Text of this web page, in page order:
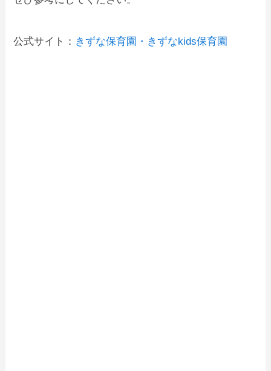
公式サイト： きずな保育園・きずなkids保育園